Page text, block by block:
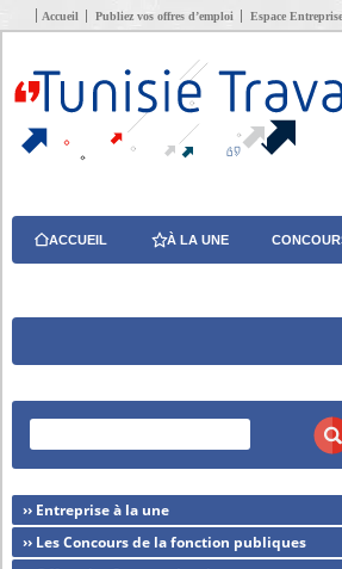
Accueil Publiez vos offres d’emploi Espace Entreprise
ACCUEIL À LA UNE
›› Entreprise à la une
›› Les Concours de la fonction publiques